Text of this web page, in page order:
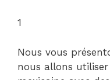
1
Nous vous
nous allons